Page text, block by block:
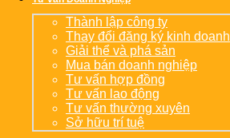
Thành lập công ty
Thay đổi đăng ký kinh doanh
Giải thể và phá sản
Mua bán doanh nghiệp
Tư vấn hợp đồng
Tư vấn lao động
Tư vấn thường xuyên
Sở hữu trí tuệ